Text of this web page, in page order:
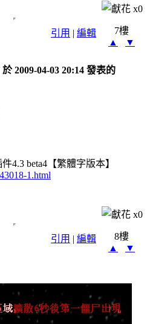
x0
引用 | 編輯
7樓
▲
▼
2009-04-03 20:14 發表的
4.3 beta4【繁體字版本】
1.html
x0
引用 | 編輯
8樓
▲
▼